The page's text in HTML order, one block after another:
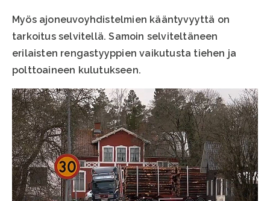
Myös ajoneuvoyhdistelmien kääntyvyyttä on
tarkoitus selvitellä. Samoin selviteltäneen
erilaisten rengastyyppien vaikutusta tiehen ja
polttoaineen kulutukseen.